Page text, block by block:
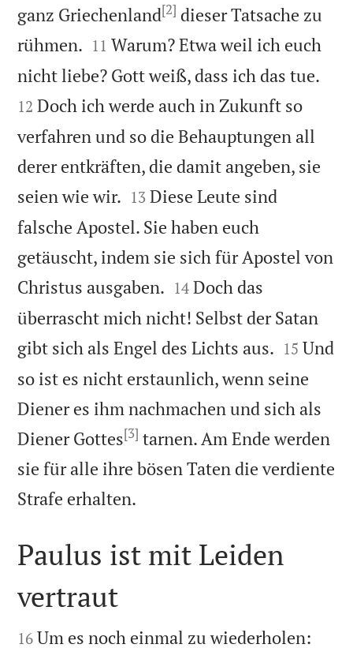
ganz Griechenland[2] dieser Tatsache zu
rühmen. 

11 Warum? Etwa weil ich euch
nicht liebe? Gott weiß, dass ich das tue.
12 Doch ich werde auch in Zukunft so
verfahren und so die Behauptungen all
derer entkräften, die damit angeben, sie
seien wie wir. 

13 Diese Leute sind
falsche Apostel. Sie haben euch
getäuscht, indem sie sich für Apostel von
Christus ausgaben. 

14 Doch das
überrascht mich nicht! Selbst der Satan
gibt sich als Engel des Lichts aus. 

15 Und
so ist es nicht erstaunlich, wenn seine
Diener es ihm nachmachen und sich als
Diener Gottes[3] tarnen. Am Ende werden
sie für alle ihre bösen Taten die verdiente
Strafe erhalten.

Paulus ist mit Leiden
vertraut

16 Um es noch einmal zu wiederholen: